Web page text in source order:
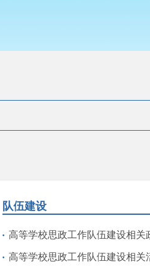
队伍建设
高等学校思政工作队伍建设相关
高等学校思政工作队伍建设相